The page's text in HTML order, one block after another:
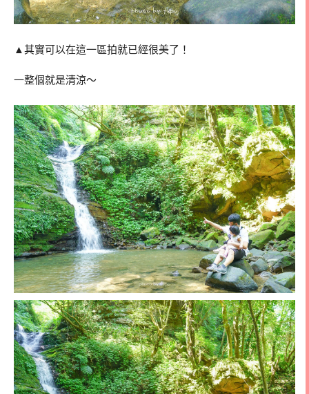
▲其實可以在這一區拍就已經很美了！
一整個就是清涼～